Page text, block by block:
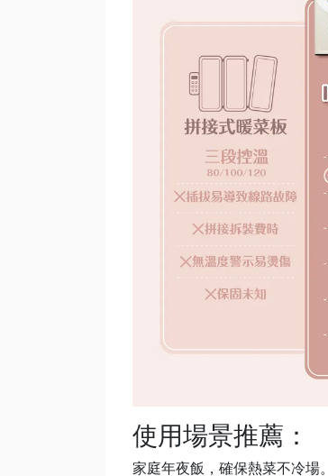
使用場景推薦：
家庭年夜飯，確保熱菜不冷場。